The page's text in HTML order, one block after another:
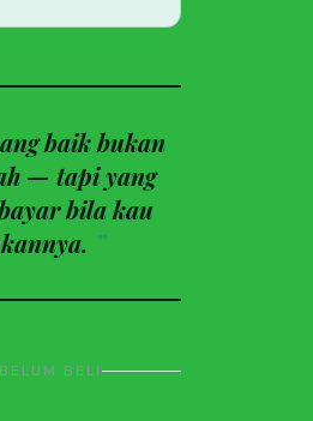
baik bukan
— tapi yang
bila kau
BELI